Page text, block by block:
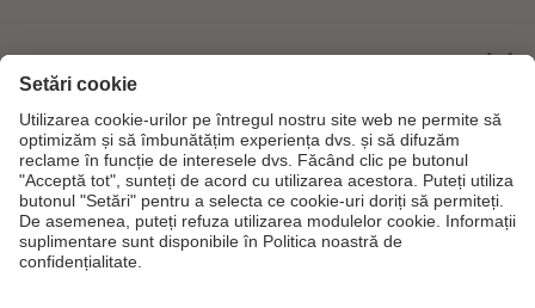
Gama de produse
CEWE Fotolumea